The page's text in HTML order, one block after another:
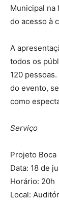
Municipal na
do acesso à
A
todos os
120
do evento,
como
Serviço
Projeto
Data: 18 de
Horário: 20h
Local: